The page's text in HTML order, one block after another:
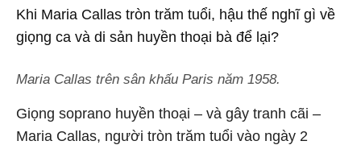
Khi Maria Callas tròn trăm tuổi, hậu thế nghĩ gì về
giọng ca và di sản huyền thoại bà để lại?
Maria Callas trên sân khấu Paris năm 1958.
Giọng soprano huyền thoại – và gây tranh cãi –
Maria Callas, người tròn trăm tuổi vào ngày 2